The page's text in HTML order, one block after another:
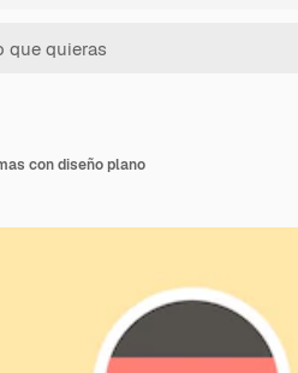
con diseño plano